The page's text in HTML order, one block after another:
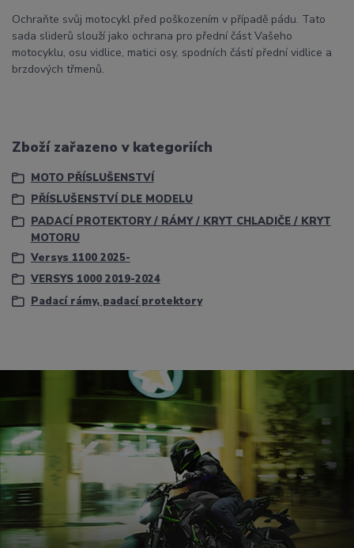
Ochraňte svůj motocykl před poškozením v případě pádu. Tato
sada sliderů slouží jako ochrana pro přední část Vašeho
motocyklu, osu vidlice, matici osy, spodních částí přední vidlice a
brzdových třmenů.
Zboží zařazeno v kategoriích
MOTO PŘÍSLUŠENSTVÍ
PŘÍSLUŠENSTVÍ DLE MODELU
PADACÍ PROTEKTORY / RÁMY / KRYT CHLADIČE / KRYT
MOTORU
Versys 1100 2025-
VERSYS 1000 2019-2024
Padací rámy, padací protektory